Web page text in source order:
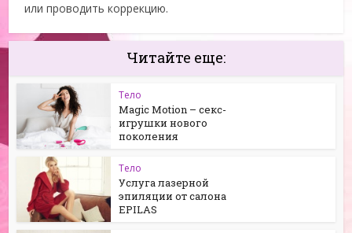
или проводить коррекцию.
Читайте еще:
Тело
Magic Motion – секс-
игрушки нового
поколения
Тело
Услуга лазерной
эпиляции от салона
EPILAS